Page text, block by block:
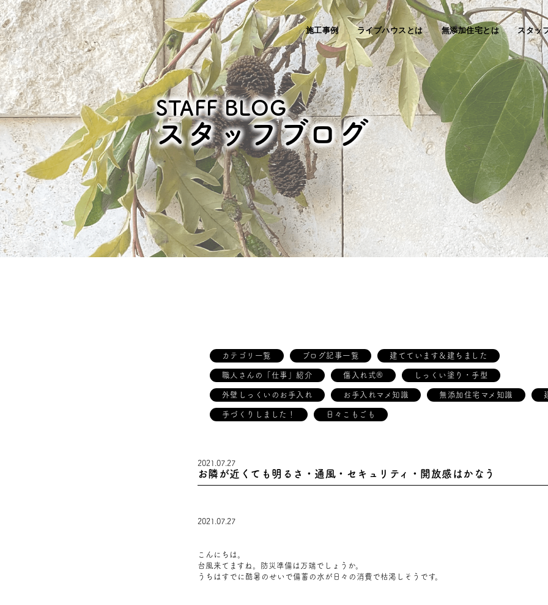
施工事例 ライブハウスとは 無添加住宅とは スタッ
STAFF BLOG
スタッフブログ
カテゴリ一覧 ブログ記事一覧 建てています＆建ちました
職人さんの「仕事」紹介 傷入れ式® しっくい塗り・手型
外壁しっくいのお手入れ お手入れマメ知識 無添加住宅マメ知識
手づくりしました！ 日々こもごも
2021.07.27
お隣が近くても明るさ・通風・セキュリティ・開放感はかなう
2021.07.27
こんにちは。
台風来てますね。防災準備は万端でしょうか。
うちはすでに酷暑のせいで備蓄の水が日々の消費で枯渇しそうです。